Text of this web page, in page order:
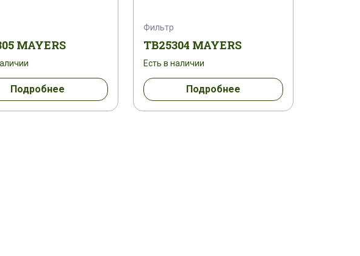
MAYERS
Подробнее
Фильтр
TB25304 MAYERS
Есть в наличии
Подробнее